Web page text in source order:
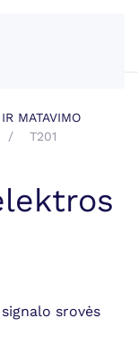
MATAVIMO
T201
srovės